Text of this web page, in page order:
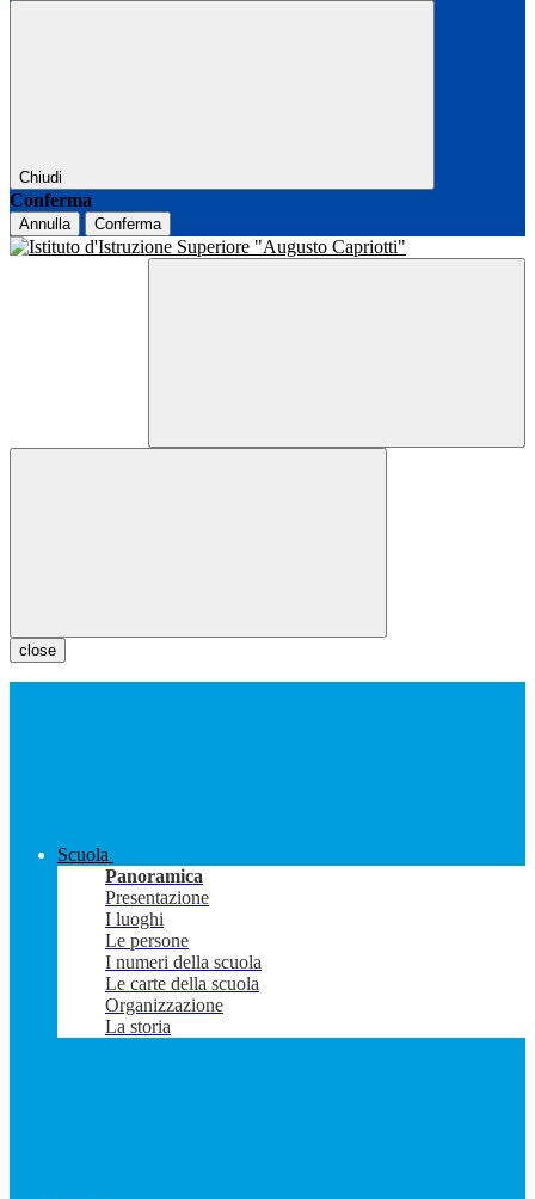
Chiudi
Conferma
Annulla Conferma
close
Scuola
Panoramica
Presentazione
I luoghi
Le persone
I numeri della scuola
Le carte della scuola
Organizzazione
La storia